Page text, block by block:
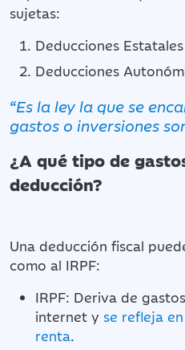
sujetas:
Deducciones Estatales
Deducciones
“Es la ley la que se
gastos o inversiones
¿A qué tipo de
deducción?
Una deducción fiscal
como al IRPF:
IRPF: Deriva de
internet y se refleja
renta.